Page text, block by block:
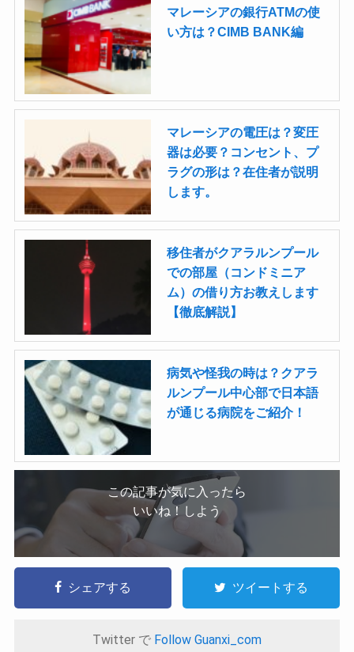
マレーシアの銀行ATMの使
い方は？CIMB BANK編
マレーシアの電圧は？変圧
器は必要？コンセント、プ
ラグの形は？在住者が説明
します。
移住者がクアラルンプール
での部屋（コンドミニア
ム）の借り方お教えします
【徹底解説】
病気や怪我の時は？クアラ
ルンプール中心部で日本語
が通じる病院をご紹介！
この記事が気に入ったら
いいね！しよう
シェアする ツイートする
Twitter で Follow Guanxi_com